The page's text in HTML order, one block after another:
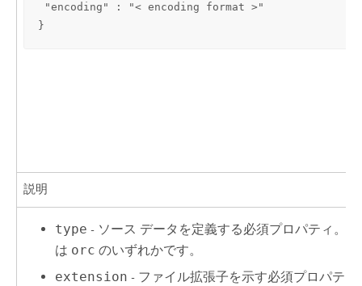
"encoding" : "< encoding format >"
}
説明
type - ソース データを定義する必須プロパティ。
は orc のいずれかです。
extension - ファイル拡張子を示す必須プロパテ